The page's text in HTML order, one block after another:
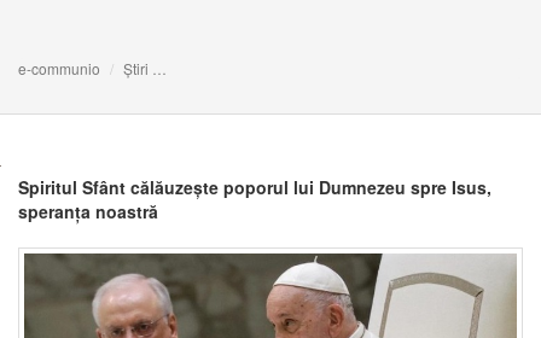
e-communio Știri
Spiritul Sfânt călăuzește poporul lui Dumnezeu spre Isus,
speranța noastră